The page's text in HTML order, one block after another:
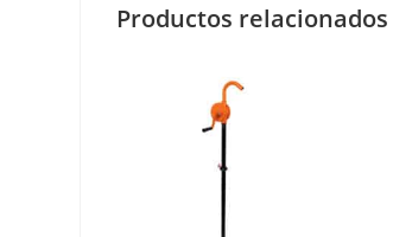
Productos relacionados